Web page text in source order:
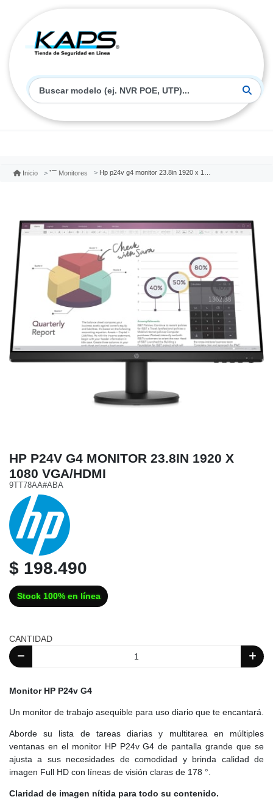
Inicio Monitores Hp p24v g4 monitor 23.8in 1920 x 1080 vga/hdmi
HP P24V G4 MONITOR 23.8IN 1920 X
1080 VGA/HDMI
9TT78AA#ABA
$ 198.490
Stock 100% en línea
CANTIDAD
Monitor HP P24v G4
Un monitor de trabajo asequible para uso diario que te encantará.
Aborde su lista de tareas diarias y multitarea en múltiples
ventanas en el monitor HP P24v G4 de pantalla grande que se
ajusta a sus necesidades de comodidad y brinda calidad de
imagen Full HD con líneas de visión claras de 178 °.
Claridad de imagen nítida para todo su contenido.